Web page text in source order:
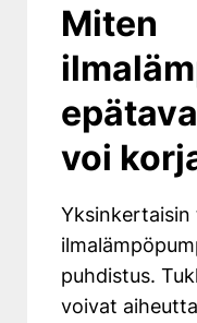
Miten
voi
Yksinkertaisin
puhdistus.
voivat